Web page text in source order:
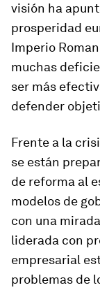
visión ha
prosperidad
Imperio
muchas
ser más
defender
Frente a la
se están
de reforma al
modelos de
con una
liderada con
empresarial
problemas de